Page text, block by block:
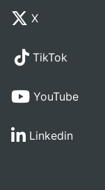
X
TikTok
YouTube
Linkedin